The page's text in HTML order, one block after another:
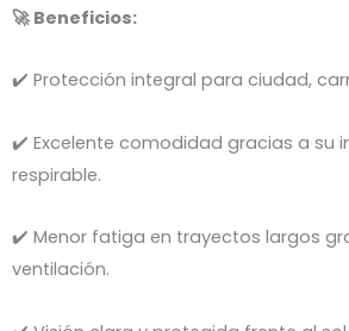
🚀 Beneficios:
✔️ Protección integral para ciudad,
✔️ Excelente comodidad gracias a su
respirable.
✔️ Menor fatiga en trayectos largos
ventilación.